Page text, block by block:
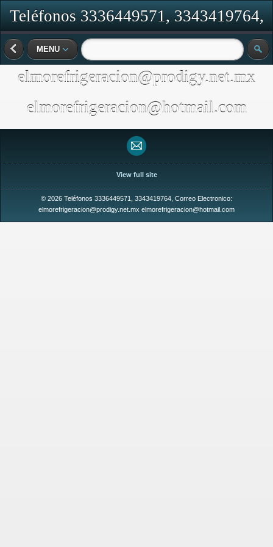
Teléfonos 3336449571, 3343419764,
Correo Electronico:
elmorefrigeracion@prodigy.net.mx
elmorefrigeracion@hotmail.com
MENU
View full site
© 2026 Teléfonos 3336449571, 3343419764, Correo Electronico:
elmorefrigeracion@prodigy.net.mx elmorefrigeracion@hotmail.com